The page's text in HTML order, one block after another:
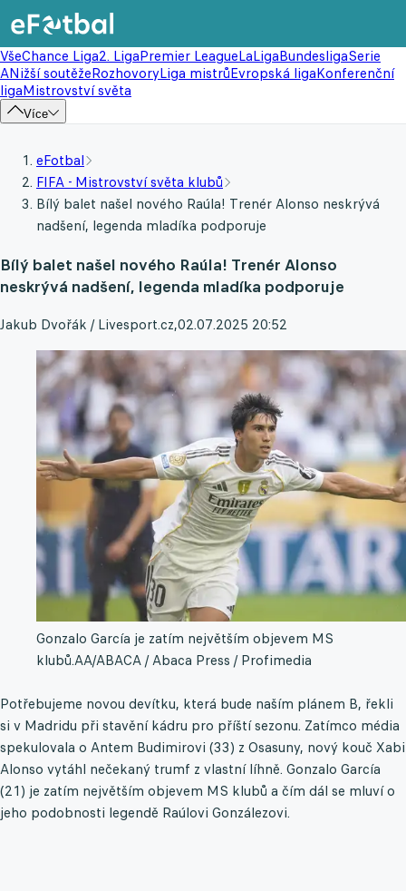
VšeChance Liga2. LigaPremier LeagueLaLigaBundesligaSerie
ANižší soutěžeRozhovoryLiga mistrůEvropská ligaKonferenční
ligaMistrovství světa
Více
eFotbal
FIFA - Mistrovství světa klubů
Bílý balet našel nového Raúla! Trenér Alonso neskrývá
nadšení, legenda mladíka podporuje
Bílý balet našel nového Raúla! Trenér Alonso
neskrývá nadšení, legenda mladíka podporuje
Jakub Dvořák / Livesport.cz,02.07.2025 20:52
Gonzalo García je zatím největším objevem MS
klubů.AA/ABACA / Abaca Press / Profimedia
Potřebujeme novou devítku, která bude naším plánem B, řekli
si v Madridu při stavění kádru pro příští sezonu. Zatímco média
spekulovala o Antem Budimirovi (33) z Osasuny, nový kouč Xabi
Alonso vytáhl nečekaný trumf z vlastní líhně. Gonzalo García
(21) je zatím největším objevem MS klubů a čím dál se mluví o
jeho podobnosti legendě Raúlovi Gonzálezovi.